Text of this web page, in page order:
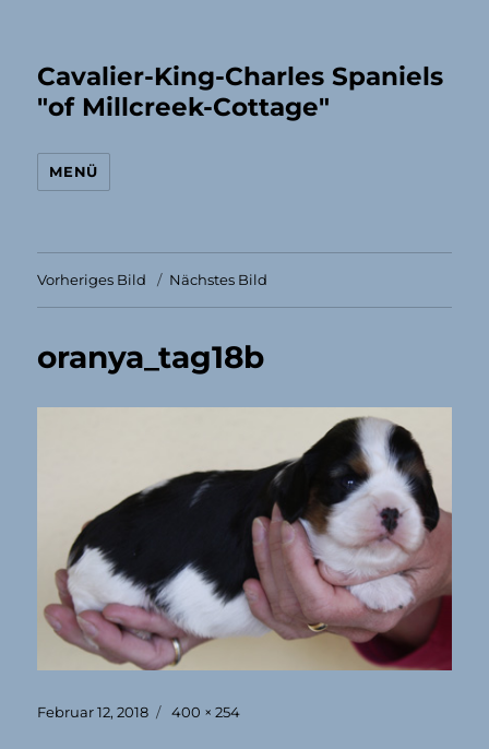
Cavalier-King-Charles Spaniels
"of Millcreek-Cottage"
MENÜ
Vorheriges Bild Nächstes Bild
oranya_tag18b
Veröffentlicht
Februar 12, 2018 Originalgröße
400 × 254